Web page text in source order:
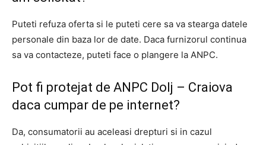
Puteti refuza oferta si le puteti cere sa va stearga datele
personale din baza lor de date. Daca furnizorul continua
sa va contacteze, puteti face o plangere la ANPC.
Pot fi protejat de ANPC Dolj – Craiova
daca cumpar de pe internet?
Da, consumatorii au aceleasi drepturi si in cazul